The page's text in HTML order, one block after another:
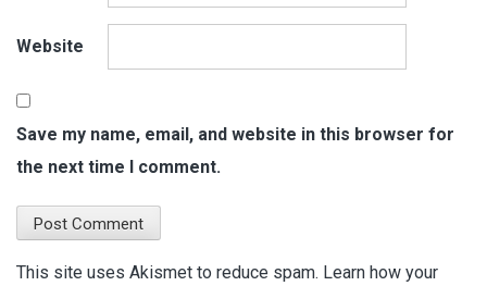
Website
Save my name, email, and website in this browser for
the next time I comment.
This site uses Akismet to reduce spam. Learn how your